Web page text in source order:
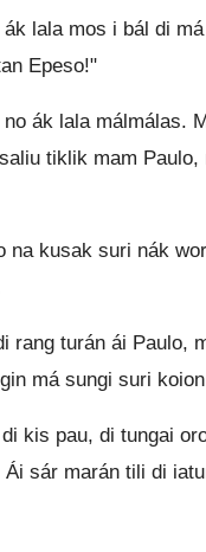
lala mos i bál di
Epeso!"
ák lala málmálas.
tiklik mam
na kusak suri nák
rang turán ái Paulo,
má sungi suri
kis pau, di tungai
sár marán tili di